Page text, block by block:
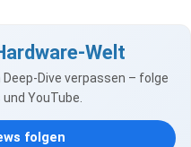
Welt
Dive verpassen – folge
YouTube.
folgen